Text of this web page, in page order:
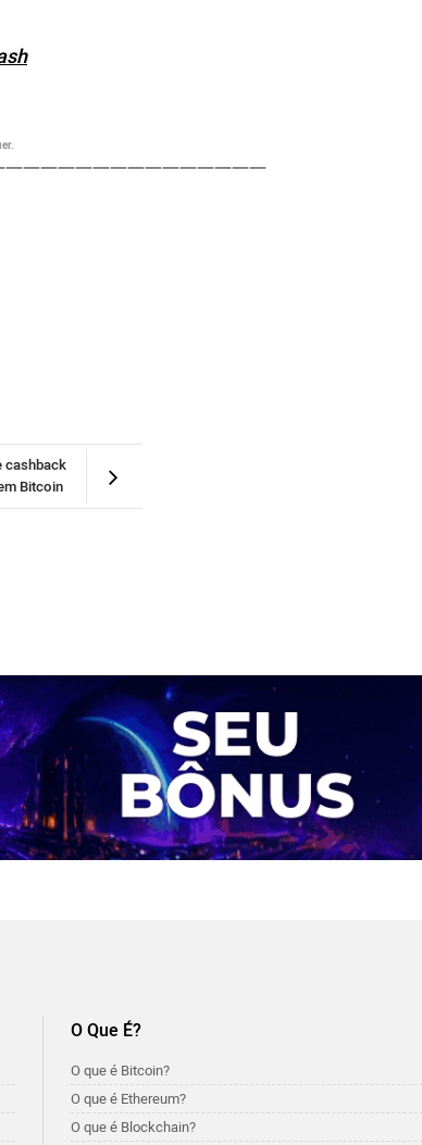
cashback
Bitcoin
O Que É?
O que é Bitcoin?
O que é Ethereum?
O que é Blockchain?